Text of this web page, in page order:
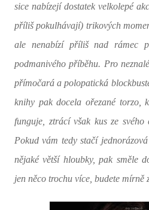
sice nabízejí dostatek velkolepé
příliš pokulhávají) trikových
ale nenabízí příliš nad rámec
podmanivého příběhu. Pro
přímočará a polopatická
knihy pak docela ořezané torzo,
funguje, ztrácí však kus ze
Pokud vám tedy stačí
nějaké větší hloubky, pak směle
jen něco trochu více, budete mírně